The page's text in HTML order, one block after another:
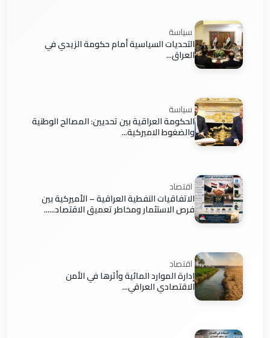
سياسة
التحديات السياسية أمام حكومة الزيدي في
العراق...
سياسة
الحكومة العراقية بين تحديين: المصالح الوطنية
والضغوط الاميركية...
اقتصاد
الاتفاقيات النفطية العراقية – الأميركية بين
فرص الاستثمار ومخاطر تعميق الاقتصاد......
اقتصاد
إدارة الموارد المائية وأثرها في الأمن
الاقتصادي العراقي...